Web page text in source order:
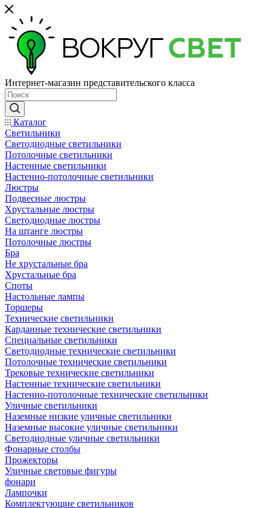
Интернет-магазин представительского класса
Каталог
Светильники
Светодиодные светильники
Потолочные светильники
Настенные светильники
Настенно-потолочные светильники
Люстры
Подвесные люстры
Хрустальные люстры
Светодиодные люстры
На штанге люстры
Потолочные люстры
Бра
Не хрустальные бра
Хрустальные бра
Споты
Настольные лампы
Торшеры
Технические светильники
Карданные технические светильники
Специальные светильники
Светодиодные технические светильники
Потолочные технические светильники
Трековые технические светильники
Настенные технические светильники
Настенно-потолочные технические светильники
Уличные светильники
Наземные низкие уличные светильники
Наземные высокие уличные светильники
Светодиодные уличные светильники
Фонарные столбы
Прожекторы
Уличные световые фигуры
фонари
Лампочки
Комплектующие светильников